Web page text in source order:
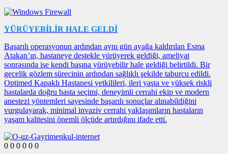
YÜRÜYEBİLİR HALE GELDİ
Başarılı operasyonun ardından aynı gün ayağa kaldırılan Esma
Atakan’ın, hastaneye destekle yürüyerek geldiği, ameliyat
sonrasında ise kendi başına yürüyebilir hale geldiği belirtildi. Bir
gecelik gözlem sürecinin ardından sağlıklı şekilde taburcu edildi.
Optimed Kapaklı Hastanesi yetkilileri, ileri yaşta ve yüksek riskli
hastalarda doğru hasta seçimi, deneyimli cerrahi ekip ve modern
anestezi yöntemleri sayesinde başarılı sonuçlar alınabildiğini
vurgulayarak, minimal invaziv cerrahi yaklaşımların hastaların
yaşam kalitesini önemli ölçüde artırdığını ifade etti.
0 0 0 0 0 0